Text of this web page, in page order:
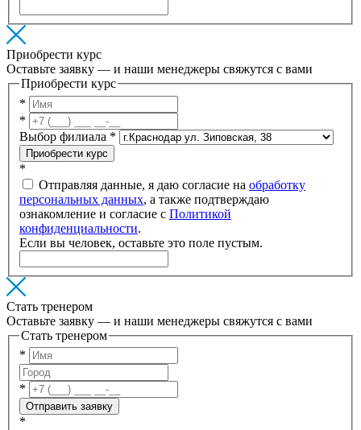
Приобрести курс
Оставьте заявку — и наши менеджеры свяжутся с вами
Приобрести курс
*
*
Выбор филиала *
Приобрести курс
*
Отправляя данные, я даю согласие на обработку
персональных данных, а также подтверждаю
ознакомление и согласие с Политикой
конфиденциальности.
Если вы человек, оставьте это поле пустым.
Стать тренером
Оставьте заявку — и наши менеджеры свяжутся с вами
Стать тренером
*
*
Отправить заявку
*